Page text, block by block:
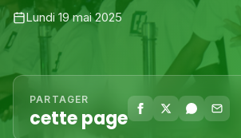
Lundi 19 mai 2025
PARTAGER
cette page